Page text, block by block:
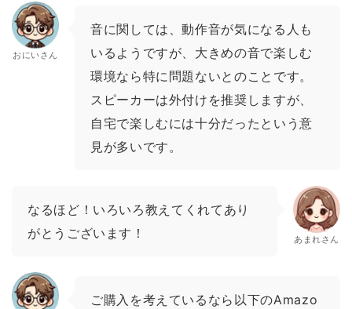
おにいさん
音に関しては、動作音が気になる人も
いるようですが、大きめの音で楽しむ
環境なら特に問題ないとのことです。
スピーカーは外付けを推奨しますが、
自宅で楽しむには十分だったという意
見が多いです。
なるほど！いろいろ教えてくれてあり
がとうございます！
あまれさん
ご購入を考えているなら以下のAmazo